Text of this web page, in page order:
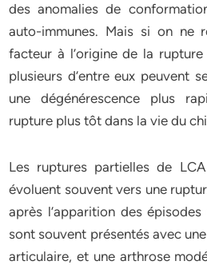
des anomalies de
auto-immunes. Mais si on ne
facteur à l’origine de la
plusieurs d’entre eux peuvent
une dégénérescence plus
rupture plus tôt dans la vie du
Les ruptures partielles de
évoluent souvent vers une
après l’apparition des
sont souvent présentés avec
articulaire, et une arthrose